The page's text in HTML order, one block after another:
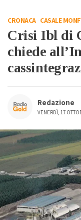
CRONACA-CASALE
Crisi Ibl di
chiede
Redazione
VENERDÌ, 17